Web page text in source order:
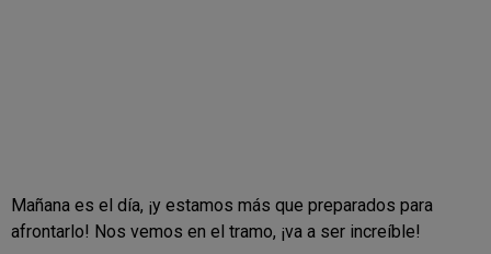
Mañana es el día, ¡y estamos más que preparados para
afrontarlo! Nos vemos en el tramo, ¡va a ser increíble!